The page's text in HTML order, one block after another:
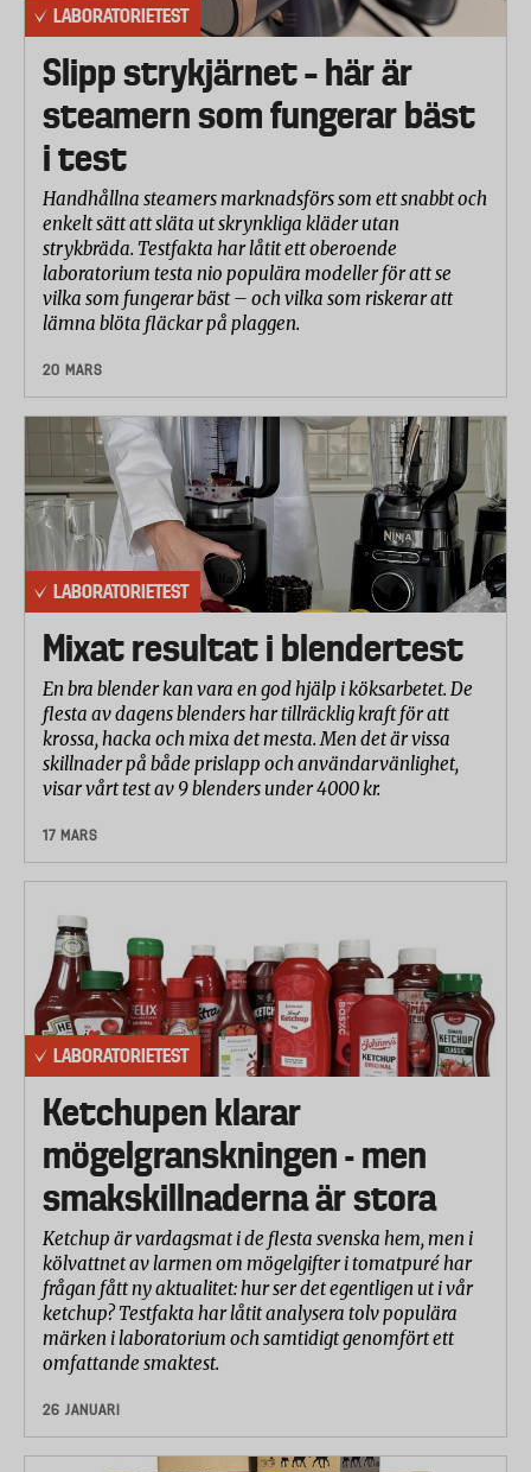
LABORATORIETEST
Slipp strykjärnet – här är
steamern som fungerar bäst
i test
Handhållna steamers marknadsförs som ett snabbt och
enkelt sätt att släta ut skrynkliga kläder utan
strykbräda. Testfakta har låtit ett oberoende
laboratorium testa nio populära modeller för att se
vilka som fungerar bäst – och vilka som riskerar att
lämna blöta fläckar på plaggen.
20 MARS
LABORATORIETEST
Mixat resultat i blendertest
En bra blender kan vara en god hjälp i köksarbetet. De
flesta av dagens blenders har tillräcklig kraft för att
krossa, hacka och mixa det mesta. Men det är vissa
skillnader på både prislapp och användarvänlighet,
visar vårt test av 9 blenders under 4000 kr.
17 MARS
LABORATORIETEST
Ketchupen klarar
mögelgranskningen - men
smakskillnaderna är stora
Ketchup är vardagsmat i de flesta svenska hem, men i
kölvattnet av larmen om mögelgifter i tomatpuré har
frågan fått ny aktualitet: hur ser det egentligen ut i vår
ketchup? Testfakta har låtit analysera tolv populära
märken i laboratorium och samtidigt genomfört ett
omfattande smaktest.
26 JANUARI